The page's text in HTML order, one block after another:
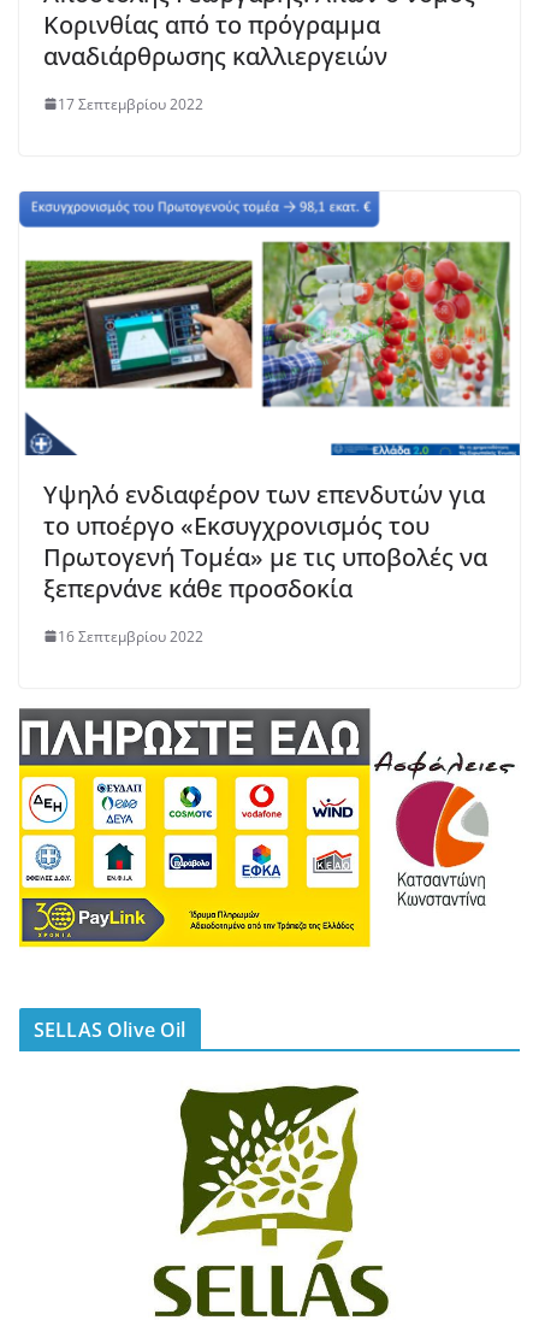
Κορινθίας από το πρόγραμμα
αναδιάρθρωσης καλλιεργειών
17 Σεπτεμβρίου 2022
Υψηλό ενδιαφέρον των επενδυτών για
το υποέργο «Εκσυγχρονισμός του
Πρωτογενή Τομέα» με τις υποβολές να
ξεπερνάνε κάθε προσδοκία
16 Σεπτεμβρίου 2022
SELLAS Olive Oil